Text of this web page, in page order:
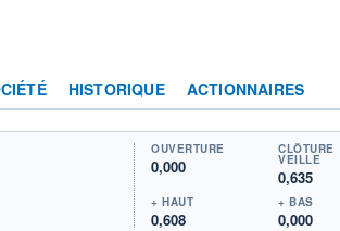
HISTORIQUE ACTIONNAIRES
OUVERTURE
0,000
CLÔTURE
VEILLE
0,635
+ HAUT
0,608
+ BAS
0,000